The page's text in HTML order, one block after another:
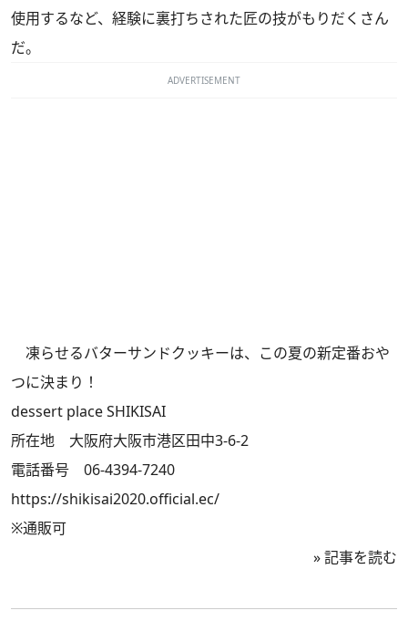
使用するなど、経験に裏打ちされた匠の技がもりだくさん
だ。
ADVERTISEMENT
凍らせるバターサンドクッキーは、この夏の新定番おや
つに決まり！
dessert place SHIKISAI
所在地 大阪府大阪市港区田中3-6-2
電話番号 06-4394-7240
https://shikisai2020.official.ec/
※通販可
»記事を読む